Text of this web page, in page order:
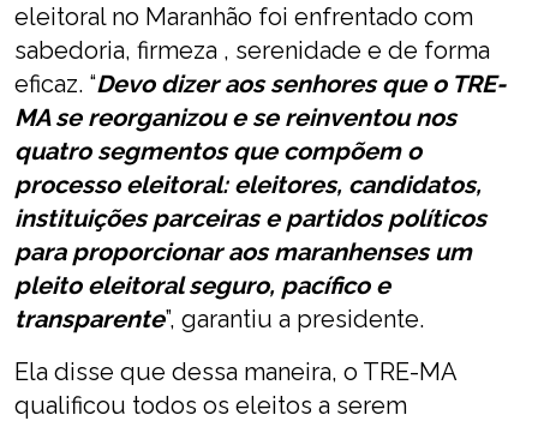
eleitoral no Maranhão foi enfrentado com
sabedoria, firmeza , serenidade e de forma
eficaz. “Devo dizer aos senhores que o TRE-
MA se reorganizou e se reinventou nos
quatro segmentos que compõem o
processo eleitoral: eleitores, candidatos,
instituições parceiras e partidos políticos
para proporcionar aos maranhenses um
pleito eleitoral seguro, pacífico e
transparente”, garantiu a presidente.
Ela disse que dessa maneira, o TRE-MA
qualificou todos os eleitos a serem